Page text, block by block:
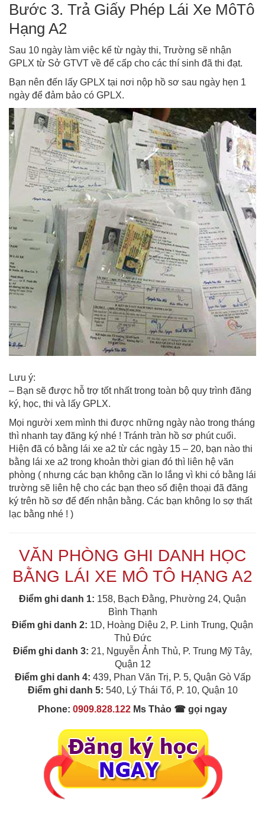
Bước 3. Trả Giấy Phép Lái Xe MôTô
Hạng A2
Sau 10 ngày làm việc kể từ ngày thi, Trường sẽ nhận
GPLX từ Sở GTVT về để cấp cho các thí sinh đã thi đạt.
Bạn nên đến lấy GPLX tại nơi nộp hồ sơ sau ngày hẹn 1
ngày để đảm bảo có GPLX.
Lưu ý:
– Bạn sẽ được hỗ trợ tốt nhất trong toàn bộ quy trình đăng
ký, học, thi và lấy GPLX.
Mọi người xem mình thi được những ngày nào trong tháng
thì nhanh tay đăng ký nhé ! Tránh tràn hồ sơ phút cuối.
Hiện đã có bằng lái xe a2 từ các ngày 15 – 20, bạn nào thi
bằng lái xe a2 trong khoản thời gian đó thì liên hệ văn
phòng ( nhưng các bạn không cần lo lắng vì khi có bằng lái
trường sẽ liên hệ cho các bạn theo số điện thoại đã đăng
ký trên hồ sơ để đến nhận bằng. Các bạn không lo sợ thất
lạc bằng nhé ! )
VĂN PHÒNG GHI DANH HỌC
BẰNG LÁI XE MÔ TÔ HẠNG A2
Điểm ghi danh 1: 158, Bạch Đằng, Phường 24, Quận
Bình Thạnh
Điểm ghi danh 2: 1D, Hoàng Diệu 2, P. Linh Trung, Quận
Thủ Đức
Điểm ghi danh 3: 21, Nguyễn Ảnh Thủ, P. Trung Mỹ Tây,
Quận 12
Điểm ghi danh 4: 439, Phan Văn Trị, P. 5, Quận Gò Vấp
Điểm ghi danh 5: 540, Lý Thái Tổ, P. 10, Quận 10
Phone: 0909.828.122 Ms Thảo ☎ gọi ngay